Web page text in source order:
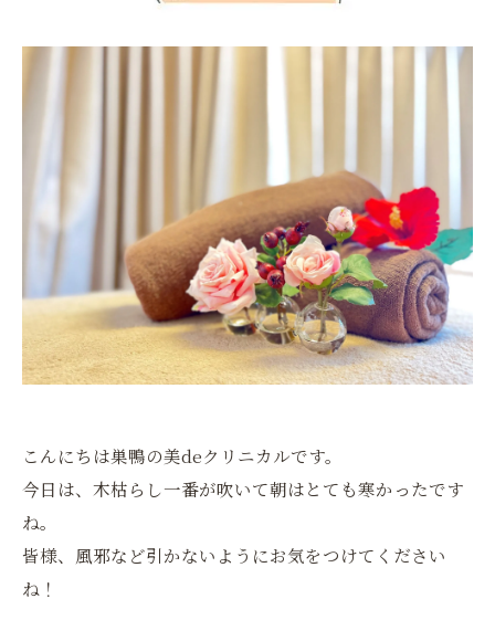
こんにちは巣鴨の美deクリニカルです。
今日は、木枯らし一番が吹いて朝はとても寒かったです
ね。
皆様、風邪など引かないようにお気をつけてください
ね！